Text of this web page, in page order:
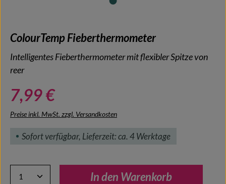
ColourTemp Fieberthermometer
Intelligentes Fieberthermometer mit flexibler Spitze von
reer
7,99 €
Preise inkl. MwSt. zzgl. Versandkosten
Sofort verfügbar, Lieferzeit: ca. 4 Werktage
Produkt Anzahl: Gib den gewünschten Wert ein oder
In den Warenkorb